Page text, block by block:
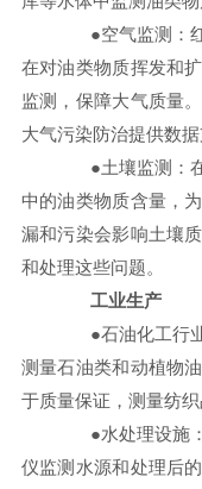
●空气监测：红
在对油类物质挥发和
监测，保障大气质量
大气污染防治提供数据
●土壤监测：在
中的油类物质含量，
漏和污染会影响土壤
和处理这些问题。
工业生产
●石油化工行业
测量石油类和动植物
于质量保证，测量纺
●水处理设施：
仪监测水源和处理后